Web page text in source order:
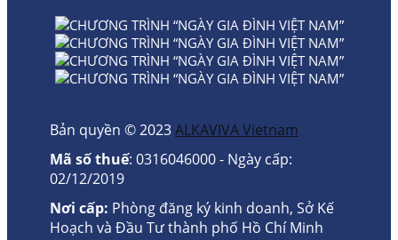
Bản quyền © 2023ALKAVIVA Vietnam
Mã số thuế: 0316046000 - Ngày cấp:
02/12/2019
Nơi cấp: Phòng đăng ký kinh doanh, Sở Kế
Hoạch và Đầu Tư thành phố Hồ Chí Minh